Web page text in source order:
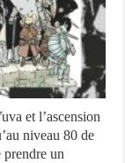
et l’ascension
niveau 80 de
un